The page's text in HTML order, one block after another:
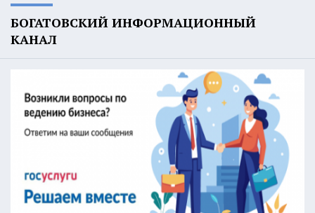
БОГАТОВСКИЙ ИНФОРМАЦИОННЫЙ
КАНАЛ